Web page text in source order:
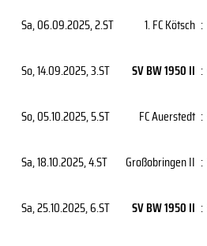
Sa, 06.09.2025, 2.ST 1. FC Kötsch :
So, 14.09.2025, 3.ST SV BW 1950 II :
So, 05.10.2025, 5.ST FC Auerstedt :
Sa, 18.10.2025, 4.ST Großobringen II :
Sa, 25.10.2025, 6.ST SV BW 1950 II :